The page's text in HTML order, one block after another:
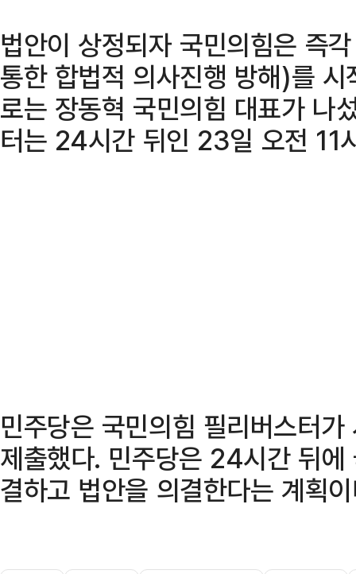
법안이 상정되자 국민의힘은 즉
통한 합법적 의사진행 방해)를
로는 장동혁 국민의힘 대표가 나
터는 24시간 뒤인 23일 오전 11
민주당은 국민의힘 필리버스터
제출했다. 민주당은 24시간 뒤
결하고 법안을 의결한다는 계획